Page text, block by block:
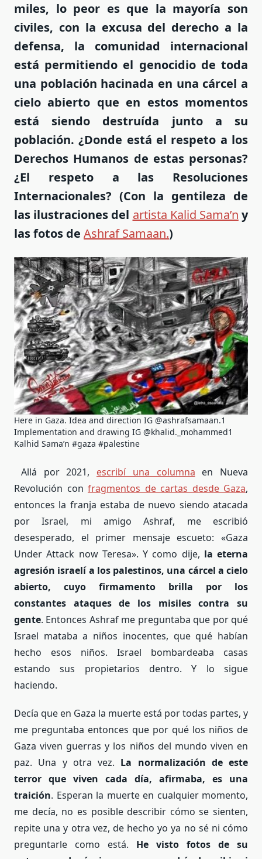
miles, lo peor es que la mayoría son
civiles, con la excusa del derecho a la
defensa, la comunidad internacional
está permitiendo el genocidio de toda
una población hacinada en una cárcel a
cielo abierto que en estos momentos
está siendo destruída junto a su
población. ¿Donde está el respeto a los
Derechos Humanos de estas personas?
¿El respeto a las Resoluciones
Internacionales? (Con la gentileza de
las ilustraciones del artista Kalid Sama’n y
las fotos de Ashraf Samaan.)
Here in Gaza. Idea and direction IG @ashrafsamaan.1
Implementation and drawing IG @khalid._mohammed1
Kalhid Sama’n #gaza #palestine
Allá por 2021, escribí una columna en Nueva
Revolución con fragmentos de cartas desde Gaza,
entonces la franja estaba de nuevo siendo atacada
por Israel, mi amigo Ashraf, me escribió
desesperado, el primer mensaje escueto: «Gaza
Under Attack now Teresa». Y como dije, la eterna
agresión israelí a los palestinos, una cárcel a cielo
abierto, cuyo firmamento brilla por los
constantes ataques de los misiles contra su
gente. Entonces Ashraf me preguntaba que por qué
Israel mataba a niños inocentes, que qué habían
hecho esos niños. Israel bombardeaba casas
estando sus propietarios dentro. Y lo sigue
haciendo.
Decía que en Gaza la muerte está por todas partes, y
me preguntaba entonces que por qué los niños de
Gaza viven guerras y los niños del mundo viven en
paz. Una y otra vez. La normalización de este
terror que viven cada día, afirmaba, es una
traición. Esperan la muerte en cualquier momento,
me decía, no es posible describir cómo se sienten,
repite una y otra vez, de hecho yo ya no sé ni cómo
preguntarle como está. He visto fotos de su